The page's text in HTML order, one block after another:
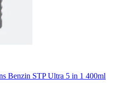
Benzin STP Ultra 5 in 1 400ml